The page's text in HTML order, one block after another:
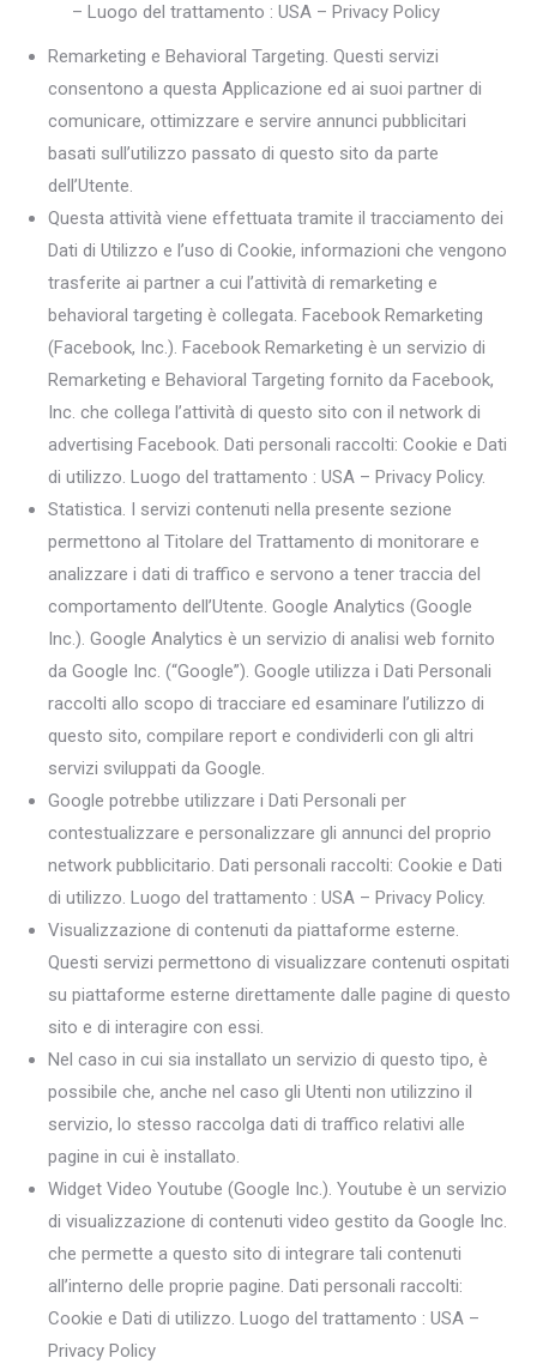
– Luogo del trattamento : USA – Privacy Policy
Remarketing e Behavioral Targeting. Questi servizi
consentono a questa Applicazione ed ai suoi partner di
comunicare, ottimizzare e servire annunci pubblicitari
basati sull’utilizzo passato di questo sito da parte
dell’Utente.
Questa attività viene effettuata tramite il tracciamento dei
Dati di Utilizzo e l’uso di Cookie, informazioni che vengono
trasferite ai partner a cui l’attività di remarketing e
behavioral targeting è collegata. Facebook Remarketing
(Facebook, Inc.). Facebook Remarketing è un servizio di
Remarketing e Behavioral Targeting fornito da Facebook,
Inc. che collega l’attività di questo sito con il network di
advertising Facebook. Dati personali raccolti: Cookie e Dati
di utilizzo. Luogo del trattamento : USA – Privacy Policy.
Statistica. I servizi contenuti nella presente sezione
permettono al Titolare del Trattamento di monitorare e
analizzare i dati di traffico e servono a tener traccia del
comportamento dell’Utente. Google Analytics (Google
Inc.). Google Analytics è un servizio di analisi web fornito
da Google Inc. (“Google”). Google utilizza i Dati Personali
raccolti allo scopo di tracciare ed esaminare l’utilizzo di
questo sito, compilare report e condividerli con gli altri
servizi sviluppati da Google.
Google potrebbe utilizzare i Dati Personali per
contestualizzare e personalizzare gli annunci del proprio
network pubblicitario. Dati personali raccolti: Cookie e Dati
di utilizzo. Luogo del trattamento : USA – Privacy Policy.
Visualizzazione di contenuti da piattaforme esterne.
Questi servizi permettono di visualizzare contenuti ospitati
su piattaforme esterne direttamente dalle pagine di questo
sito e di interagire con essi.
Nel caso in cui sia installato un servizio di questo tipo, è
possibile che, anche nel caso gli Utenti non utilizzino il
servizio, lo stesso raccolga dati di traffico relativi alle
pagine in cui è installato.
Widget Video Youtube (Google Inc.). Youtube è un servizio
di visualizzazione di contenuti video gestito da Google Inc.
che permette a questo sito di integrare tali contenuti
all’interno delle proprie pagine. Dati personali raccolti:
Cookie e Dati di utilizzo. Luogo del trattamento : USA –
Privacy Policy